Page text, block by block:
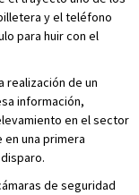
y el teléfono
para huir con el
realización de un
información,
en el sector
una primera
de seguridad